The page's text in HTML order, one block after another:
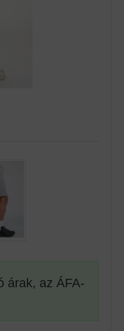
árak, az ÁFA-